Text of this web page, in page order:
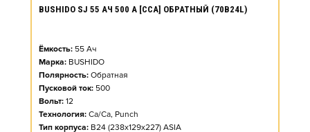
BUSHIDO SJ 55 АЧ 500 А [CCA] ОБРАТНЫЙ (70B24L)
Ёмкость: 55 Ач
Марка: BUSHIDO
Полярность: Обратная
Пусковой ток: 500
Вольт: 12
Технология: Ca/Ca, Punch
Тип корпуса: B24 (238x129x227) ASIA